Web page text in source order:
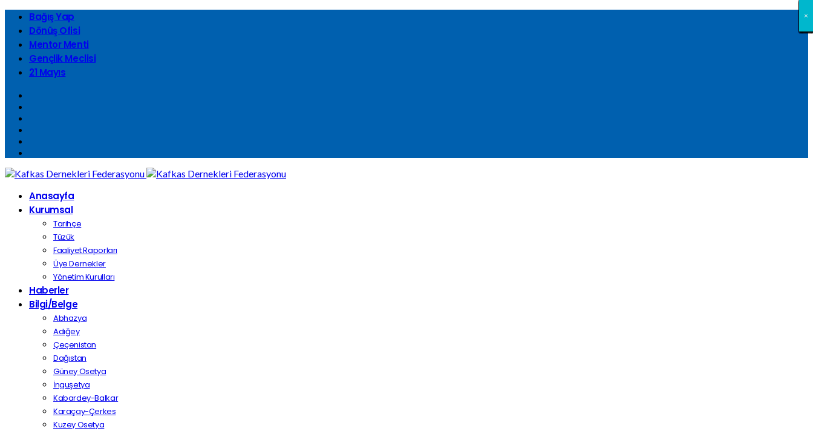
Bağış Yap
Dönüş Ofisi
Mentor Menti
Gençlik Meclisi
21 Mayıs
Anasayfa
Kurumsal
Tarihçe
Tüzük
Faaliyet Raporları
Üye Dernekler
Yönetim Kurulları
Haberler
Bilgi/Belge
Abhazya
Adığey
Çeçenistan
Dağıstan
Güney Osetya
İnguşetya
Kabardey-Balkar
Karaçay-Çerkes
Kuzey Osetya
×
×
×
×
×
×
×
×
×
×
×
×
×
×
×
×
×
×
×
×
×
×
×
×
×
×
×
×
×
×
×
×